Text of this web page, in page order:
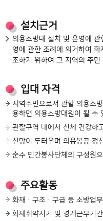
설치근거
의용소방대 설치 및 운영에
영에 관한 조례에 의거하여
조하기 위하여 그 지역의 주
입대 자격
지역주민으로서 관할 의용소
용하면 의용소방대원이 될 수
관할구역 내에서 신체 건강하
신망이 두터우며 의용봉공 정
순수 민간봉사단체의 구성원
주요활동
화재·구조·구급 등 소방업
화재취약시기 및 경계근무기